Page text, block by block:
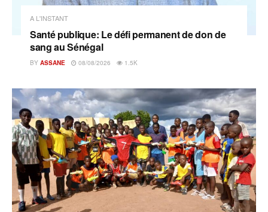
A L'INSTANT
Santé publique: Le défi permanent de don de
sang au Sénégal
BY ASSANE 08/08/2026 1.5K